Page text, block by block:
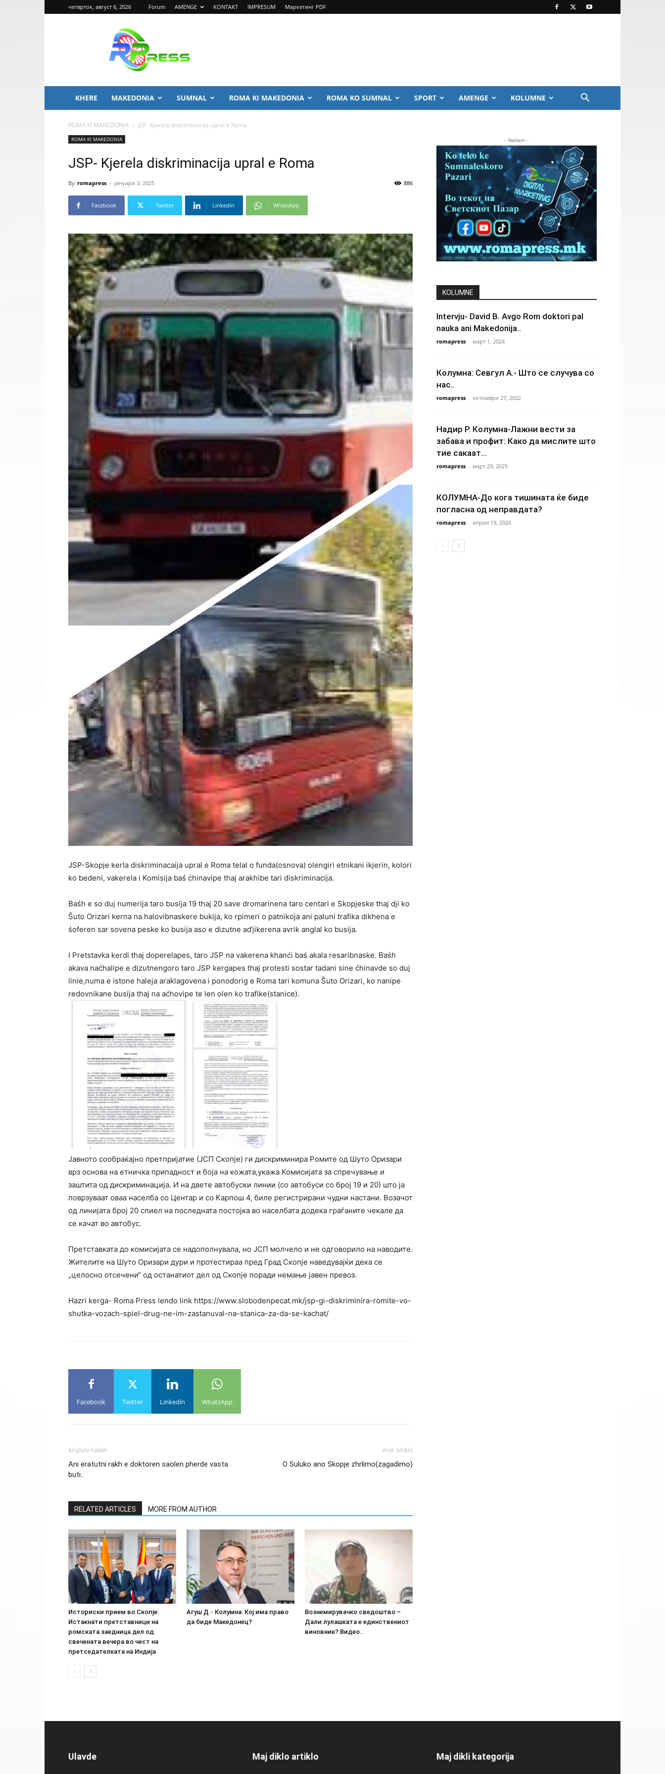
четврток, август 6, 2026 Forum AMENGE KONTAKT IMPRESUM Маркетинг PDF
PRESS
KHERE MAKEDONIA SUMNAL ROMA KI MAKEDONIA ROMA KO SUMNAL SPORT AMENGE KOLUMNE
ROMA KI MAKEDONIA JSP- Kjerela diskriminacija upral e Roma
ROMA KI MAKEDONIA
JSP- Kjerela diskriminacija upral e Roma
By romapress - јануари 3, 2025 886
Facebook Twitter Linkedin WhatsApp
JSP-Skopje kerla diskriminacaija upral e Roma telal o funda(osnova) olengiri etnikani ikjerin, kolori
ko bedeni, vakerela i Komisija baś ćhinavipe thaj arakhibe tari diskriminacija.
Baśh e so duj numerija taro busija 19 thaj 20 save dromarinena taro centari e Skopjeske thaj dji ko
Šuto Orizari kerna na halovibnaskere bukija, ko rpimeri o patnikoja ani paluni trafika dikhena e
śoferen sar sovena peske ko busija aso e dizutne aďjikerena avrik anglal ko busija.
I Pretstavka kerdi thaj doperelapes, taro JSP na vakerena khanći baś akala resaribnaske. Baśh
akava naćhalipe e dizutnengoro taro JSP kergapes thaj protesti sostar tadani sine ćhinavde so duj
linie,numa e istone haleja araklagovena i ponodorig e Roma tari komuna Šuto Orizari, ko nanipe
redovnikane busija thaj na aćhovipe te len olen ko trafike(stanice).
Јавното сообраќајно претпријатие (ЈСП Скопје) ги дискриминира Ромите од Шуто Оризари
врз основа на етничка припадност и боја на кожата,укажа Комисијата за спречување и
заштита од дискриминација. И на двете автобуски линии (со автобуси со број 19 и 20) што ја
поврзуваат оваа населба со Центар и со Карпош 4, биле регистрирани чудни настани. Возачот
од линијата број 20 спиел на последната постојка во населбата додека граѓаните чекале да
се качат во автобус.
Претставката до комисијата се надополнувала, но ЈСП молчело и не одговорило на наводите.
Жителите на Шуто Оризари дури и протестираа пред Град Скопје наведувајќи дека се
„целосно отсечени“ од останатиот дел од Скопје поради немање јавен превоз.
Hazri kerga- Roma Press lendo link https://www.slobodenpecat.mk/jsp-gi-diskriminira-romite-vo-
shutka-vozach-spiel-drug-ne-im-zastanuval-na-stanica-za-da-se-kachat/
Facebook Twitter Linkedin WhatsApp
Angluni haberi
Ani eratutni rakh e doktoren saolen pherde vasta
buti..
Aver artiklo
O Suluko ano Skopje zhrlimo(zagadimo)
RELATED ARTICLES MORE FROM AUTHOR
Историски прием во Скопје:
Истакнати претставници на
ромската заедница дел од
свечената вечера во чест на
претседателката на Индија
Агуш Д.- Колумна: Кој има право
да биде Македонец?
Вознемирувачко сведоштво –
Дали лулашката е единствениот
виновник? Видео..
- Reklam -
KOLUMNE
Intervju- David B. Avgo Rom doktori pal
nauka ani Makedonija..
romapress - март 1, 2024
Колумна: Севгул А.- Што се случува со
нас..
romapress - октомври 27, 2022
Надир Р. Колумна-Лажни вести за
забава и профит: Како да мислите што
тие сакаат...
romapress - март 29, 2025
КОЛУМНА-До кога тишината ќе биде
погласна од неправдата?
romapress - април 19, 2026
Ulavde Maj diklo artiklo Maj dikli kategorija